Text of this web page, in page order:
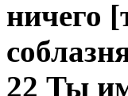
ничего
22 Ты